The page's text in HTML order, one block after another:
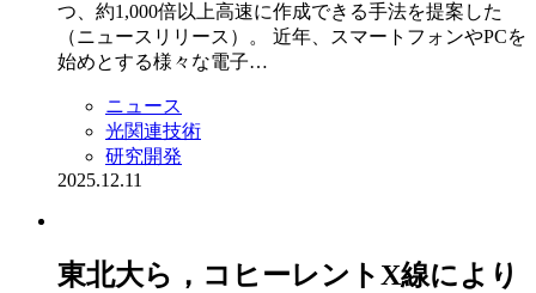
つ、約1,000倍以上高速に作成できる手法を提案した
（ニュースリリース）。 近年、スマートフォンやPCを
始めとする様々な電子…
ニュース
光関連技術
研究開発
2025.12.11
東北大ら，コヒーレントX線により